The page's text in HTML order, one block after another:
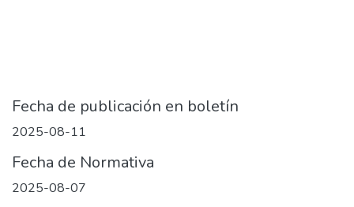
Fecha de publicación en boletín
2025-08-11
Fecha de Normativa
2025-08-07